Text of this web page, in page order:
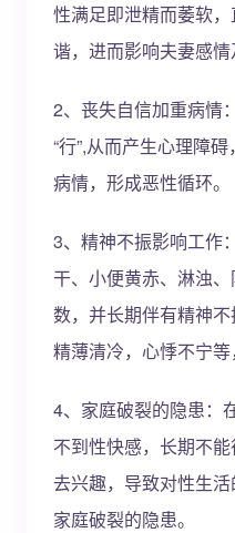
性满足即泄精而萎软
谐，进而影响夫妻感情
2、丧失自信加重病情
“行”,从而产生心理障
病情，形成恶性循环。
3、精神不振影响工作
干、小便黄赤、淋浊
数，并长期伴有精神不
精薄清冷，心悸不宁等
4、家庭破裂的隐患：
不到性快感，长期不
去兴趣，导致对性生
家庭破裂的隐患。